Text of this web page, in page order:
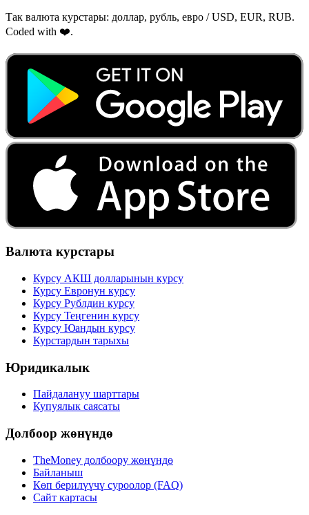
Так валюта курстары: доллар, рубль, евро / USD, EUR, RUB.
Coded with ❤️.
Валюта курстары
Курсу АКШ долларынын курсу
Курсу Евронун курсу
Курсу Рублдин курсу
Курсу Теңгенин курсу
Курсу Юандын курсу
Курстардын тарыхы
Юридикалык
Пайдалануу шарттары
Купуялык саясаты
Долбоор жөнүндө
TheMoney долбоору жөнүндө
Байланыш
Көп берилүүчү суроолор (FAQ)
Сайт картасы